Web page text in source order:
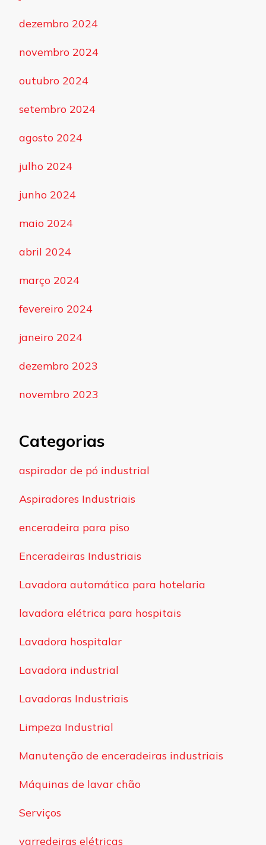
dezembro 2024
novembro 2024
outubro 2024
setembro 2024
agosto 2024
julho 2024
junho 2024
maio 2024
abril 2024
março 2024
fevereiro 2024
janeiro 2024
dezembro 2023
novembro 2023
Categorias
aspirador de pó industrial
Aspiradores Industriais
enceradeira para piso
Enceradeiras Industriais
Lavadora automática para hotelaria
lavadora elétrica para hospitais
Lavadora hospitalar
Lavadora industrial
Lavadoras Industriais
Limpeza Industrial
Manutenção de enceradeiras industriais
Máquinas de lavar chão
Serviços
varredeiras elétricas